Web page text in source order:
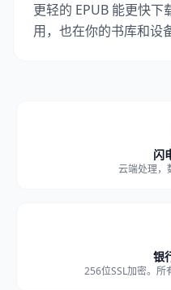
更轻的 EPUB 能更快
用，也在你的书库和设
闪
云端处理，
银
256位SSL加密。所